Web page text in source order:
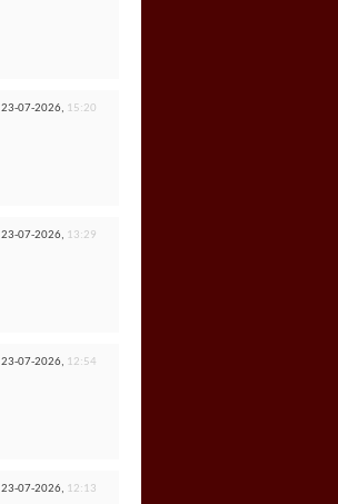
23-07-2026, 15:20
23-07-2026, 13:29
23-07-2026, 12:54
23-07-2026, 12:13